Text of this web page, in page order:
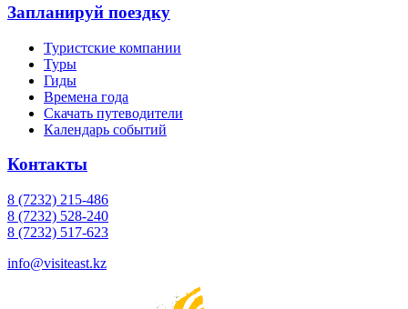
Запланируй поездку
Туристские компании
Туры
Гиды
Времена года
Скачать путеводители
Календарь событий
Контакты
8 (7232) 215-486
8 (7232) 528-240
8 (7232) 517-623
info@visiteast.kz